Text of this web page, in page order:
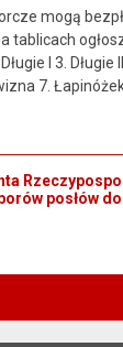
mogą
tablicach
I 3. Długie
7.
posłów